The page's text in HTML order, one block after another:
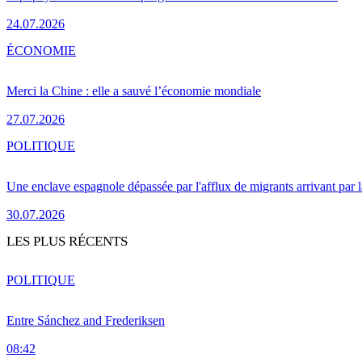
24.07.2026
Merci la Chine : elle a sauvé l’économie mondiale
27.07.2026
ÉCONOMIE
Une enclave espagnole dépassée par l'afflux de migrants arrivant par
30.07.2026
POLITIQUE
LES PLUS RÉCENTS
Entre Sánchez and Frederiksen
08:42
POLITIQUE